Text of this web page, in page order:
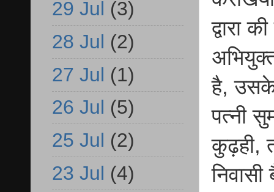
द्वारा
है, उसके
पत्नी
कुढ़ही,
29 Jul (3)
28 Jul (2)
27 Jul (1)
26 Jul (5)
25 Jul (2)
23 Jul (4)